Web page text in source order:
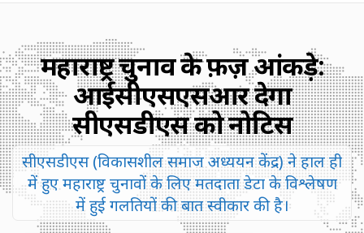
महाराष्ट्र चुनाव के फ़र्ज़ी आंकड़े:
आईसीएसएसआर देगा
सीएसडीएस को नोटिस
सीएसडीएस (विकासशील समाज अध्ययन केंद्र) ने हाल ही
में हुए महाराष्ट्र चुनावों के लिए मतदाता डेटा के विश्लेषण
में हुई गलतियों की बात स्वीकार की है।